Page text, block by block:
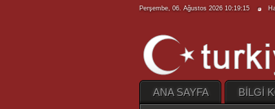
Perşembe, 06. Ağustos 2026 10:19:15
ANA SAYFA BİLGİ